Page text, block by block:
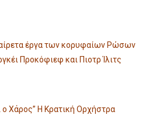
έργα των κορυφαίων Ρώσων
Προκόφιεφ και Πιοτρ Ίλιτς
ο Χάρος” Η Κρατική Ορχήστρα